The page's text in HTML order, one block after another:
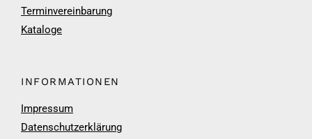
Terminvereinbarung
Kataloge
INFORMATIONEN
Impressum
Datenschutzerklärung